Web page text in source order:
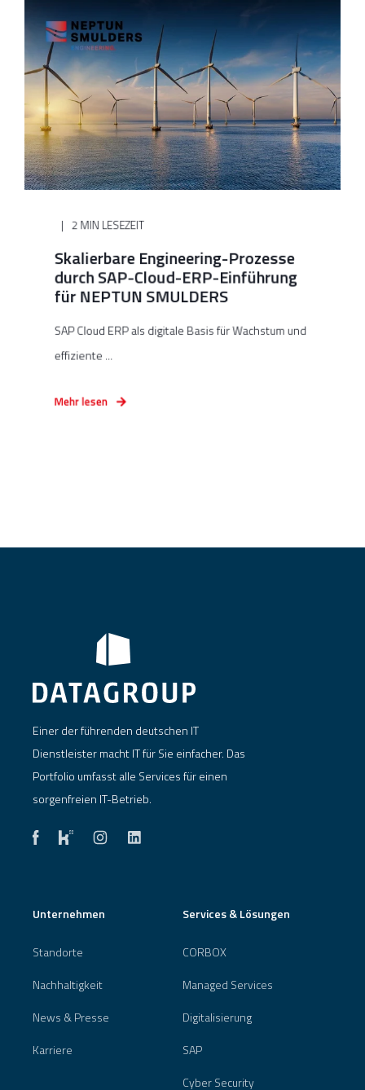
2 MIN LESEZEIT
Skalierbare Engineering-Prozesse
durch SAP-Cloud-ERP-Einführung
für NEPTUN SMULDERS
SAP Cloud ERP als digitale Basis für Wachstum und
effiziente ...
Mehr lesen
Einer der führenden deutschen IT
Dienstleister macht IT für Sie einfacher. Das
Portfolio umfasst alle Services für einen
sorgenfreien IT-Betrieb.
Unternehmen
Standorte
Nachhaltigkeit
News & Presse
Karriere
Services & Lösungen
CORBOX
Managed Services
Digitalisierung
SAP
Cyber Security